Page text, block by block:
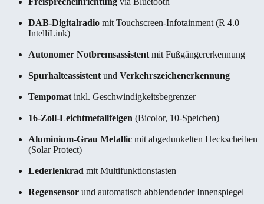
DAB-Digitalradio mit Touchscreen-Infotainment (R 4.0
IntelliLink)
Autonomer Notbremsassistent mit Fußgängererkennung
Spurhalteassistent und Verkehrszeichenerkennung
Tempomat inkl. Geschwindigkeitsbegrenzer
16-Zoll-Leichtmetallfelgen (Bicolor, 10-Speichen)
Aluminium-Grau Metallic mit abgedunkelten Heckscheiben
(Solar Protect)
Lederlenkrad mit Multifunktionstasten
Regensensor und automatisch abblendender Innenspiegel